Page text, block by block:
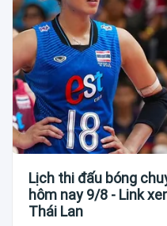
Lịch thi đấu bóng
hôm nay 9/8 - Link
Thái Lan